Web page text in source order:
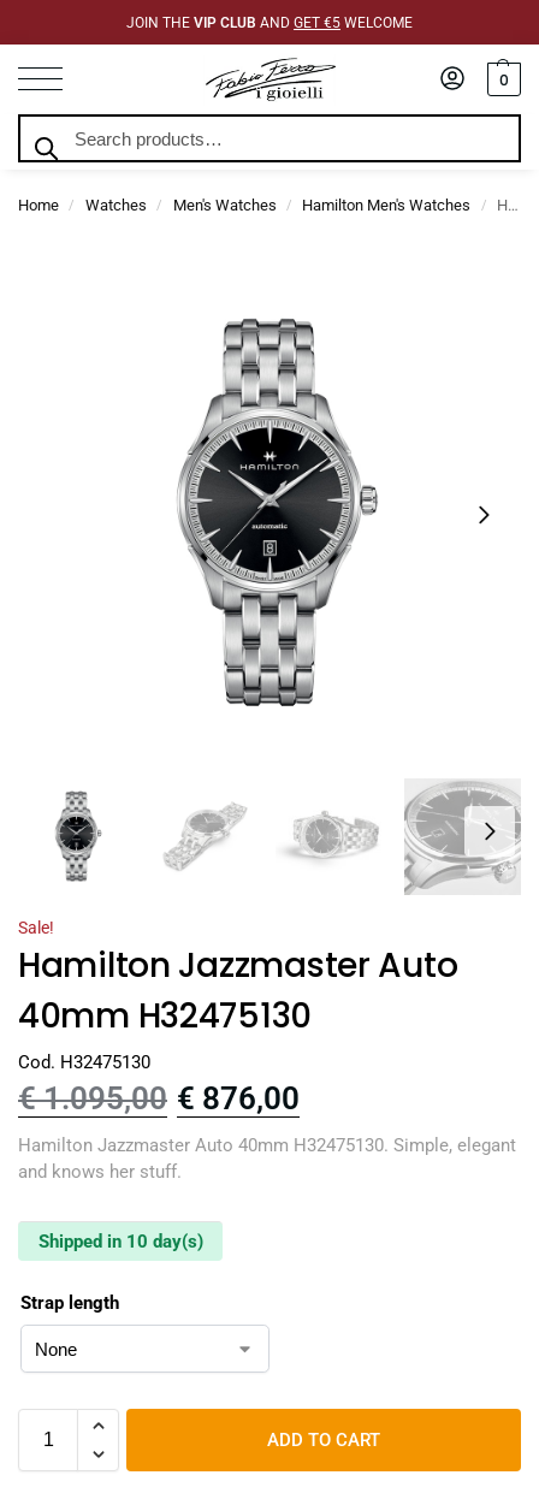
JOIN THE VIP CLUB AND GET €5 WELCOME
0
Home / Watches / Men's Watches / Hamilton Men's Watches / Hamilton Jazzmaster Auto 40mm H32475130
Sale!
Hamilton Jazzmaster Auto
40mm H32475130
Cod. H32475130
€1.095,00 € 876,00
Hamilton Jazzmaster Auto 40mm H32475130. Simple, elegant
and knows her stuff.
Shipped in 10 day(s)
Strap length
ADD TO CART